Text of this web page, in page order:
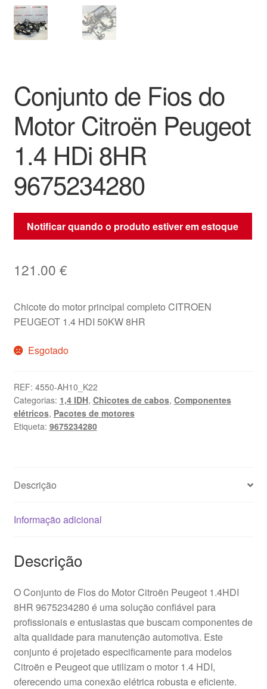
Procedimento de Reclamação
Termos e Condições
Transporte
Conjunto de Fios do
Motor Citroën Peugeot
1.4 HDi 8HR
9675234280
Notificar quando o produto estiver em estoque
121.00 €
Chicote do motor principal completo CITROEN
PEUGEOT 1.4 HDI 50KW 8HR
Esgotado
REF: 4550-AH10_K22
Categorias: 1,4 IDH, Chicotes de cabos, Componentes
elétricos, Pacotes de motores
Etiqueta: 9675234280
Descrição
Informação adicional
Descrição
O Conjunto de Fios do Motor Citroën Peugeot 1.4HDI
8HR 9675234280 é uma solução confiável para
profissionais e entusiastas que buscam componentes de
alta qualidade para manutenção automotiva. Este
conjunto é projetado especificamente para modelos
Citroën e Peugeot que utilizam o motor 1.4 HDI,
oferecendo uma conexão elétrica robusta e eficiente.